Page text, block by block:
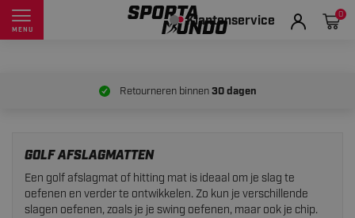
MENU Klantenservice 0
Retourneren binnen30 dagen
GOLF AFSLAGMATTEN
Een golf afslagmat of hitting mat is ideaal om je slag te
oefenen en verder te ontwikkelen. Zo kun je verschillende
slagen oefenen, zoals je je swing oefenen, maar ook je chip.